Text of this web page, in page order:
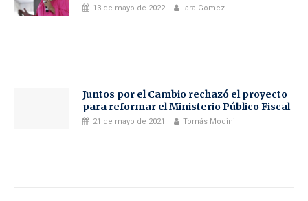
13 de mayo de 2022 Iara Gomez
Juntos por el Cambio rechazó el proyecto
para reformar el Ministerio Público Fiscal
21 de mayo de 2021 Tomás Modini